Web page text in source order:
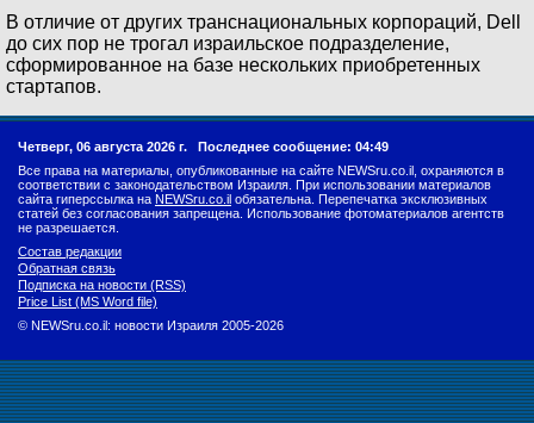
В отличие от других транснациональных корпораций, Dell
до сих пор не трогал израильское подразделение,
сформированное на базе нескольких приобретенных
стартапов.
Четверг, 06 августа 2026 г. Последнее сообщение: 04:49
Все права на материалы, опубликованные на сайте NEWSru.co.il, охраняются в
соответствии с законодательством Израиля. При использовании материалов
сайта гиперссылка на NEWSru.co.il обязательна. Перепечатка эксклюзивных
статей без согласования запрещена. Использование фотоматериалов агентств
не разрешается.
Состав редакции
Обратная связь
Подписка на новости (RSS)
Price List (MS Word file)
© NEWSru.co.il: новости Израиля 2005-2026